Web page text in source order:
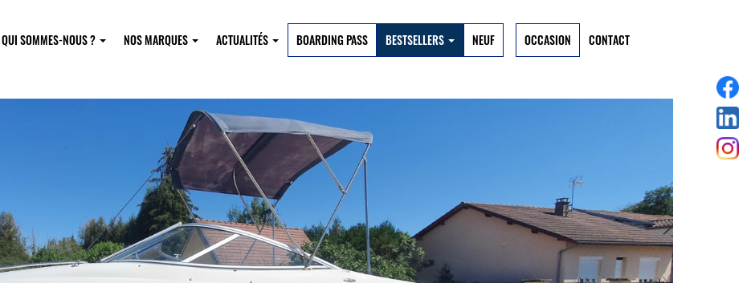
QUI SOMMES-NOUS ? NOS MARQUES ACTUALITÉS BOARDING PASS BESTSELLERS NEUF OCCASION CONTACT